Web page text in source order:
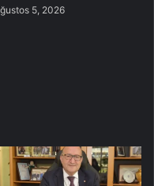
5, 2026